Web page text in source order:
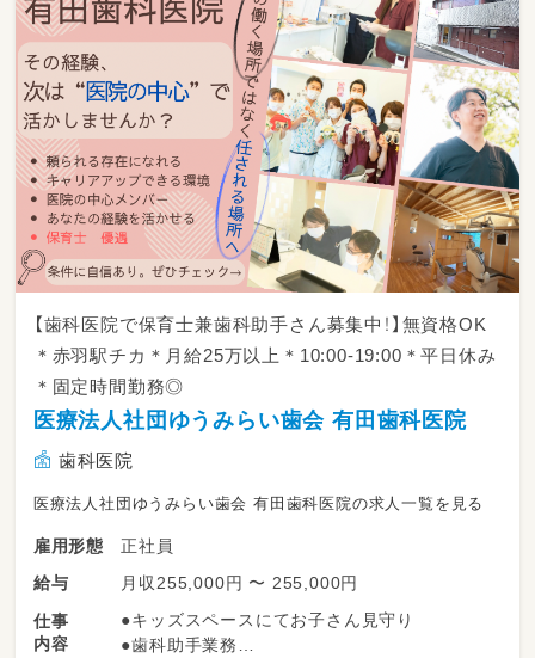
【歯科医院で保育士兼歯科助手さん募集中！】無資格OK
＊赤羽駅チカ＊月給25万以上＊10:00-19:00＊平日休み
＊固定時間勤務◎
医療法人社団ゆうみらい歯会 有田歯科医院
歯科医院
医療法人社団ゆうみらい歯会 有田歯科医院の求人一覧を見る
雇用形態
正社員
給与
月収255,000円 〜 255,000円
仕事
内容
●キッズスペースにてお子さん見守り
●歯科助手業務